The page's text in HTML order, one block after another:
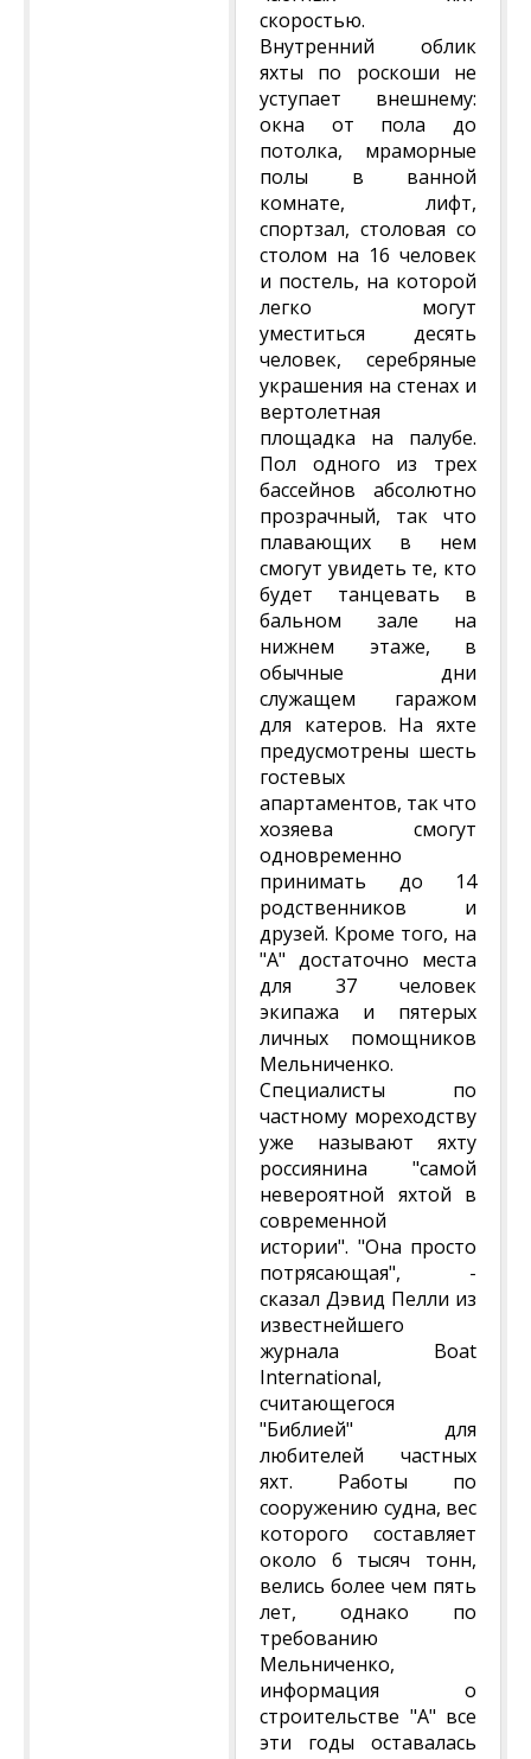
скоростью.
Внутренний облик
яхты по роскоши не
уступает внешнему:
окна от пола до
потолка, мраморные
полы в ванной
комнате, лифт,
спортзал, столовая со
столом на 16 человек
и постель, на которой
легко могут
уместиться десять
человек, серебряные
украшения на стенах и
вертолетная
площадка на палубе.
Пол одного из трех
бассейнов абсолютно
прозрачный, так что
плавающих в нем
смогут увидеть те, кто
будет танцевать в
бальном зале на
нижнем этаже, в
обычные дни
служащем гаражом
для катеров. На яхте
предусмотрены шесть
гостевых
апартаментов, так что
хозяева смогут
одновременно
принимать до 14
родственников и
друзей. Кроме того, на
"А" достаточно места
для 37 человек
экипажа и пятерых
личных помощников
Мельниченко.
Специалисты по
частному мореходству
уже называют яхту
россиянина "самой
невероятной яхтой в
современной
истории". "Она просто
потрясающая", -
сказал Дэвид Пелли из
известнейшего
журнала Boat
International,
считающегося
"Библией" для
любителей частных
яхт. Работы по
сооружению судна, вес
которого составляет
около 6 тысяч тонн,
велись более чем пять
лет, однако по
требованию
Мельниченко,
информация о
строительстве "А" все
эти годы оставалась